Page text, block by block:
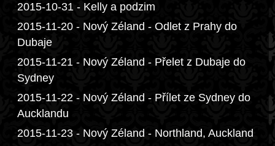
2015-10-31 - Kelly a podzim
2015-11-20 - Nový Zéland - Odlet z Prahy do
Dubaje
2015-11-21 - Nový Zéland - Přelet z Dubaje do
Sydney
2015-11-22 - Nový Zéland - Přílet ze Sydney do
Aucklandu
2015-11-23 - Nový Zéland - Northland, Auckland